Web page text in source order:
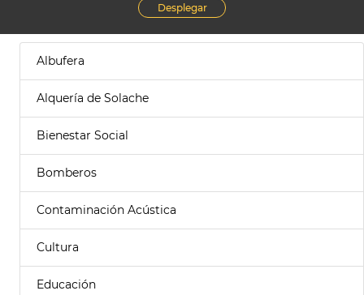
Desplegar
Albufera
Alquería de Solache
Bienestar Social
Bomberos
Contaminación Acústica
Cultura
Educación